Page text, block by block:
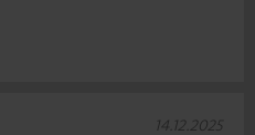
14.12.2025